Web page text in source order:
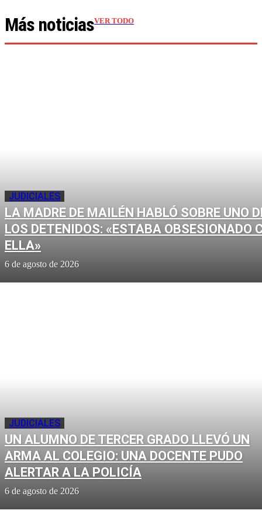
Más noticiasVER TODO
JUDICIALES
LA MADRE DE MAILÉN HABLÓ SOBRE UNO
LOS DETENIDOS: «ESTABA OBSESIONADO
ELLA»
6 de agosto de 2026
JUDICIALES
UN ALUMNO DE TERCER GRADO LLEVÓ UN
ARMA AL COLEGIO: UNA DOCENTE PUDO
ALERTAR A LA POLICÍA
6 de agosto de 2026